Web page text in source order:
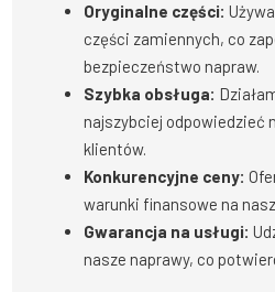
Oryginalne części:
części zamiennych, co
bezpieczeństwo napraw.
Szybka obsługa:
najszybciej odpowiedzieć
klientów.
Konkurencyjne ceny:
warunki finansowe na
Gwarancja na usługi:
nasze naprawy, co